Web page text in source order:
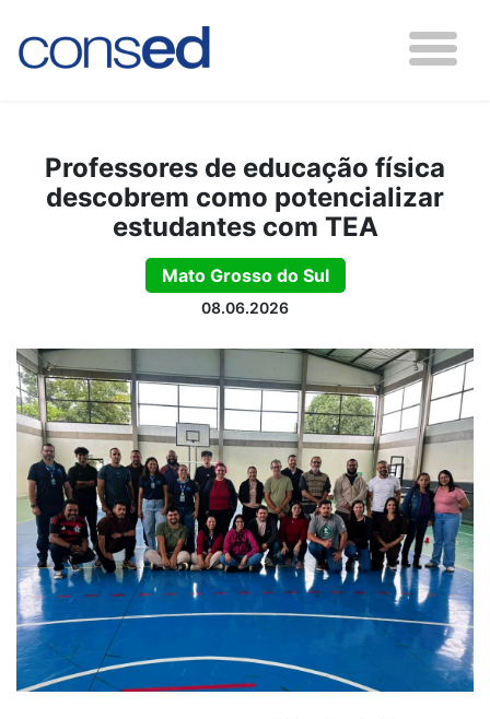
Professores de educação física
descobrem como potencializar
estudantes com TEA
Mato Grosso do Sul
08.06.2026